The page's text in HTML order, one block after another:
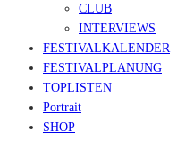
CLUB
INTERVIEWS
FESTIVALKALENDER
FESTIVALPLANUNG
TOPLISTEN
Portrait
SHOP